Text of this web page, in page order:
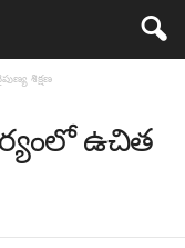
శిక్షణ
ఉచిత